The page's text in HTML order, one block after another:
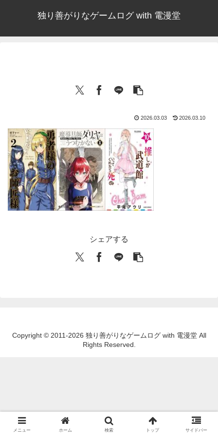
独り善がりなゲームログ with 電漫堂
2026.03.03 2026.03.10
シェアする
Copyright © 2011-2026 独り善がりなゲームログ with 電漫堂 All
Rights Reserved.
メニュー ホーム 検索 トップ サイドバー